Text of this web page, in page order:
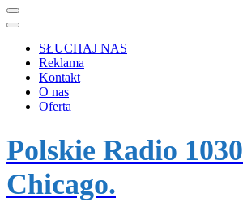
SŁUCHAJ NAS
Reklama
Kontakt
O nas
Oferta
Polskie Radio 1030
Chicago.